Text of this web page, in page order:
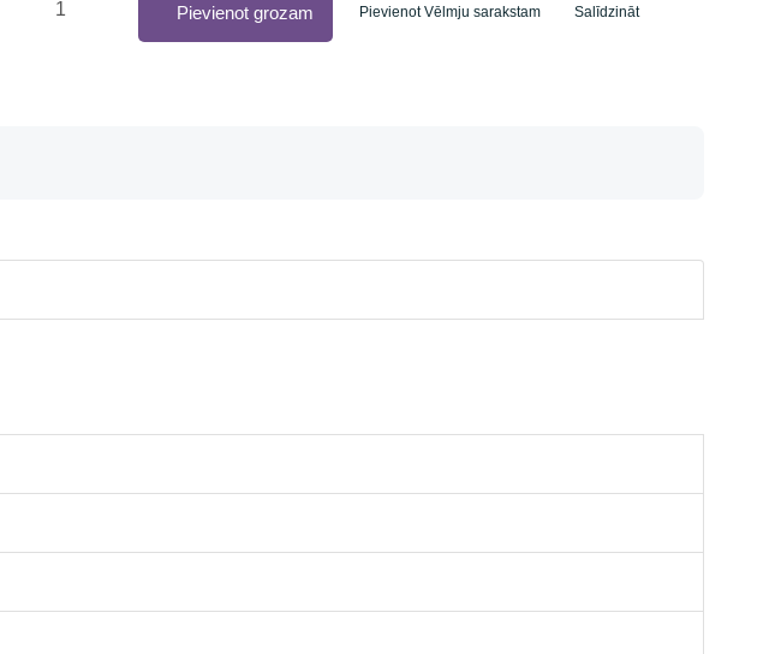
Pievienot grozam Pievienot Vēlmju sarakstam Salīdzināt